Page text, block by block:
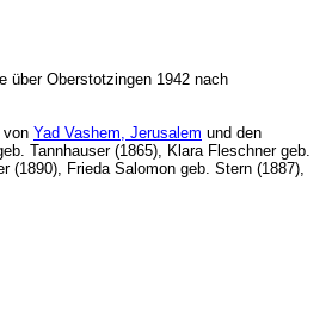
über Oberstotzingen 1942 nach
von Yad Vashem, Jerusalem und den
Tannhauser (1865), Klara Fleschner geb.
(1890), Frieda Salomon geb. Stern (1887),